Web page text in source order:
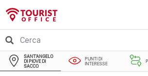
SANT'ANGELO
DI PIOVE DI
SACCO
PUNTI DI
INTERESSE